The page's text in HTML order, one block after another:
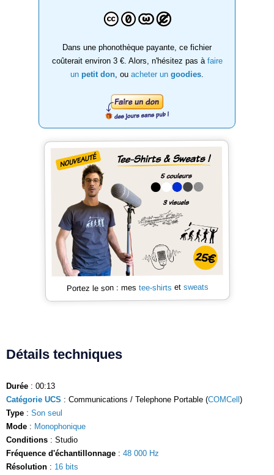
Dans une phonothèque payante, ce fichier
coûterait environ 3 €. Alors, n'hésitez pas à faire
un petit don , ou acheter un goodies
Portez le son : mes tee-shirts et sweats
Détails techniques
Durée : 00:13
Catégorie UCS : Communications / Telephone Portable (COMCell )
Type : Son seul
Mode : Monophonique
Conditions : Studio
Fréquence d'échantillonnage : 48 000 Hz
Résolution : 16 bits